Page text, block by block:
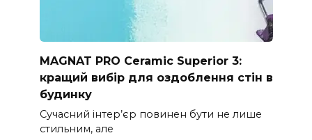
MAGNAT PRO Ceramic Superior 3:
кращий вибір для оздоблення стін в
будинку
Сучасний інтер’єр повинен бути не лише
стильним, але